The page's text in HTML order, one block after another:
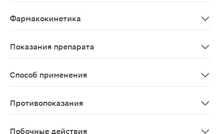
Фармакокинетика
Показания препарата
Способ применения
Противопоказания
Побочные действия